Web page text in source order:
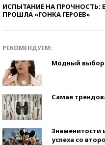
ИСПЫТАНИЕ НА ПРОЧНОСТЬ:
ПРОШЛА «ГОНКА ГЕРОЕВ»
РЕКОМЕНДУЕМ:
Модный выбор:
Самая
Знаменитости
успеха со